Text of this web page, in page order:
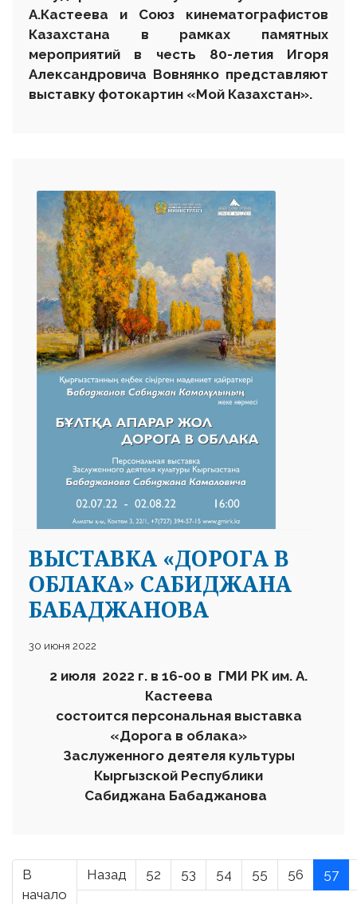
А.Кастеева и Союз кинематографистов
Казахстана в рамках памятных
мероприятий в честь 80-летия Игоря
Александровича Вовнянко представляют
выставку фотокартин «Мой Казахстан».
ВЫСТАВКА «ДОРОГА В
ОБЛАКА» САБИДЖАНА
БАБАДЖАНОВА
30 июня 2022
2 июля 2022 г. в 16-00 в ГМИ РК им. А.
Кастеева
состоится персональная выставка
«Дорога в облака»
Заслуженного деятеля культуры
Кыргызской Республики
Сабиджана Бабаджанова
В
начало
Назад 52 53 54 55 56 57